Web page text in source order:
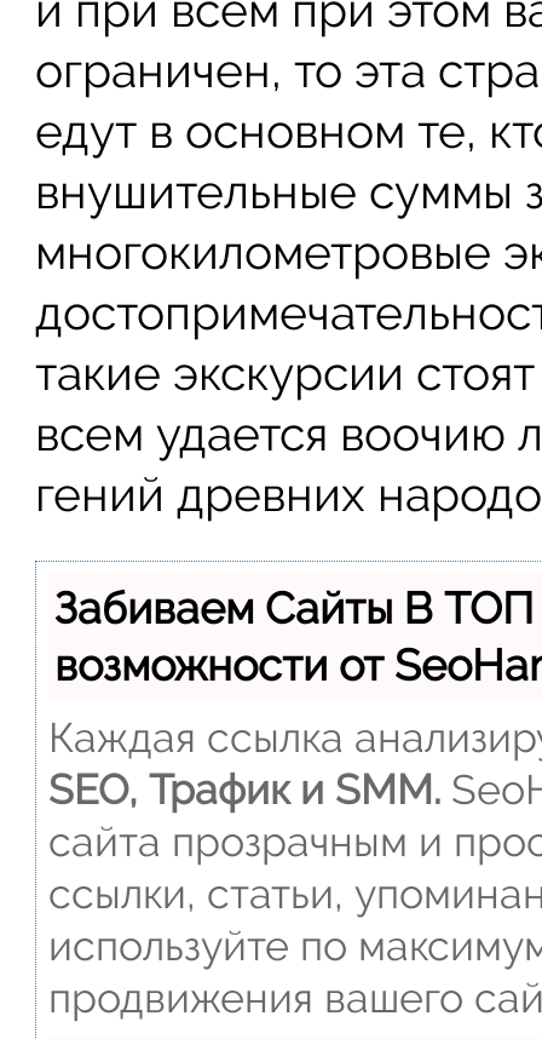
ограничен, то эта
едут в основном те,
внушительные суммы
многокилометровые
такие экскурсии
всем удается воочию
гений древних
Забиваем Сайты В
возможности от
Каждая ссылка
SEO, Трафик и SMM.
сайта прозрачным и
ссылки, статьи,
используйте по
продвижения вашего